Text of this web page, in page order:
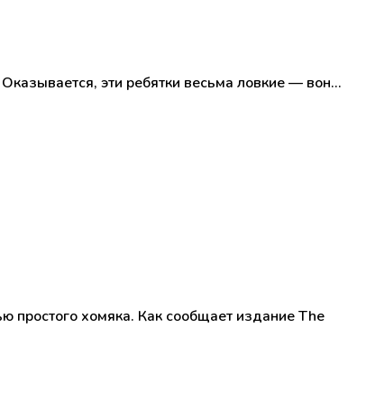
эти ребятки весьма ловкие — вон…
простого хомяка. Как сообщает издание The